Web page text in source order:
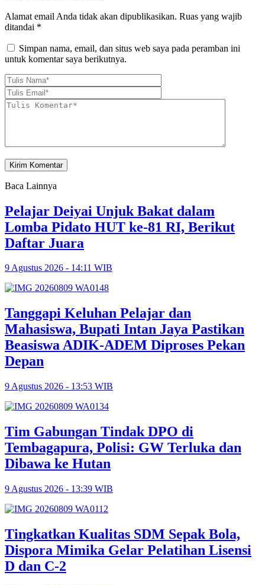
Alamat email Anda tidak akan dipublikasikan. Ruas yang wajib
ditandai *
Simpan nama, email, dan situs web saya pada peramban ini
untuk komentar saya berikutnya.
Baca Lainnya
Pelajar Deiyai Unjuk Bakat dalam
Lomba Pidato HUT ke-81 RI, Berikut
Daftar Juara
9 Agustus 2026 - 14:11 WIB
Tanggapi Keluhan Pelajar dan
Mahasiswa, Bupati Intan Jaya Pastikan
Beasiswa ADIK-ADEM Diproses Pekan
Depan
9 Agustus 2026 - 13:53 WIB
Tim Gabungan Tindak DPO di
Tembagapura, Polisi: GW Terluka dan
Dibawa ke Hutan
9 Agustus 2026 - 13:39 WIB
Tingkatkan Kualitas SDM Sepak Bola,
Dispora Mimika Gelar Pelatihan Lisensi
D dan C-2